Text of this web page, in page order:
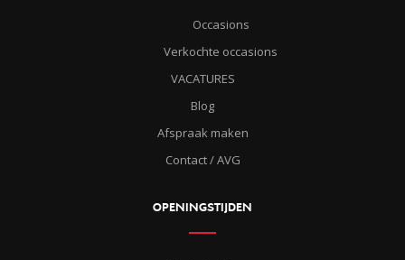
Occasions
Verkochte occasions
VACATURES
Blog
Afspraak maken
Contact / AVG
OPENINGSTIJDEN